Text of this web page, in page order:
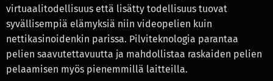
virtuaalitodellisuus että lisätty todellisuus tuovat
syvällisempiä elämyksiä niin videopelien kuin
nettikasinoidenkin parissa. Pilviteknologia parantaa
pelien saavutettavuutta ja mahdollistaa raskaiden pelien
pelaamisen myös pienemmillä laitteilla.